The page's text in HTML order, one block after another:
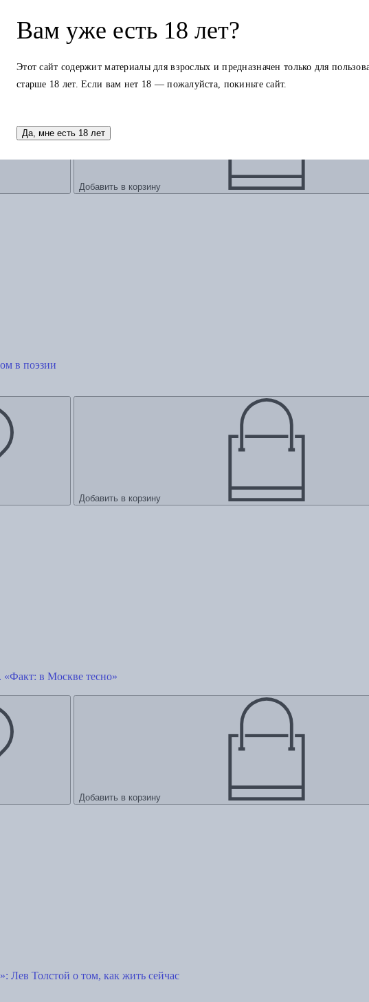
Добавить в корзину
в поэзии
Добавить в корзину
«Факт: в Москве тесно»
Добавить в корзину
Лев Толстой о том, как жить сейчас
Вам уже есть 18 лет?
Этот сайт содержит материалы для взрослых и предназначен только для
старше 18 лет. Если вам нет 18 — пожалуйста, покиньте сайт.
Да, мне есть 18 лет